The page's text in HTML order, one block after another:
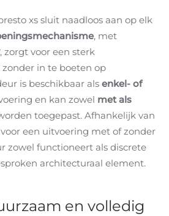
xs sluit naadloos aan op elk
, met
zorgt voor een sterk
in te boeten op
is beschikbaar als enkel- of
en kan zowel met als
toegepast. Afhankelijk van
een uitvoering met of zonder
zowel functioneert als discrete
architecturaal element.
en volledig